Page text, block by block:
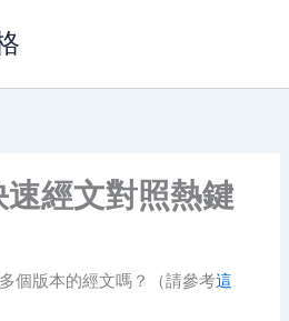
速經文對照熱鍵
個版本的經文嗎？（請參考這